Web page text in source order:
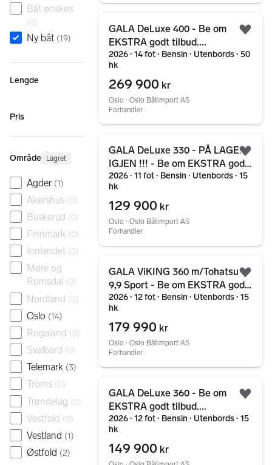
Båt ønskes
(0)
Ny båt (19)
Lengde
Pris
Område Lagret
Agder (1)
Akershus (0)
Buskerud (0)
Finnmark (0)
Innlandet (0)
Møre og
Romsdal (0)
Nordland (0)
Oslo (14)
Rogaland (0)
Svalbard (0)
Telemark (3)
Troms (0)
Trøndelag (0)
Vestfold (0)
Vestland (1)
Østfold (2)
GALA DeLuxe 400 - Be om
EKSTRA godt tilbud....
2026 ∙ 14 fot ∙ Bensin ∙ Utenbords ∙ 50
hk
269 900 kr
Oslo ∙ Oslo Båtimport AS
Forhandler
GALA DeLuxe 330 - PÅ LAGER
IGJEN !!! - Be om EKSTRA godt
tilbud...
2026 ∙ 11 fot ∙ Bensin ∙ Utenbords ∙ 15
hk
129 900 kr
Oslo ∙ Oslo Båtimport AS
Forhandler
GALA ViKING 360 m/Tohatsu
9,9 Sport - Be om EKSTRA godt
tilbud....
2026 ∙ 12 fot ∙ Bensin ∙ Utenbords ∙ 15
hk
179 990 kr
Oslo ∙ Oslo Båtimport AS
Forhandler
GALA DeLuxe 360 - Be om
EKSTRA godt tilbud....
2026 ∙ 12 fot ∙ Bensin ∙ Utenbords ∙ 15
hk
149 900 kr